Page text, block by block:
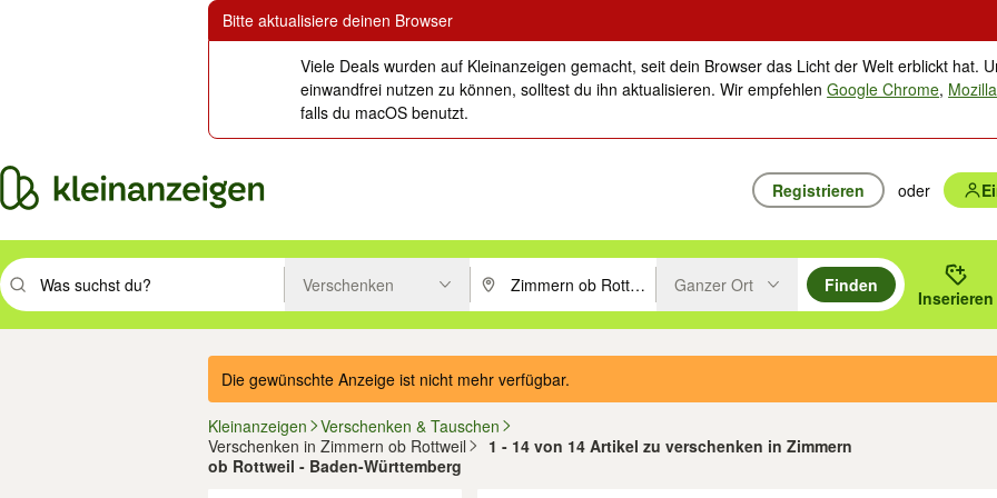
Bitte aktualisiere deinen Browser
Viele Deals wurden auf Kleinanzeigen gemacht, seit dein Browser das Licht der Welt erblickt hat.
einwandfrei nutzen zu können, solltest du ihn aktualisieren. Wir empfehlenGoogle Chrome,
falls du macOS benutzt.
Registrieren oder
Suchbegriff eingeben. Eingabetaste drücken um zu suchen, oder Vorschläge mit den Pfeiltasten nach oben/unten durchsuchen und mit
Verschenken PLZ oder Ort eingeben. Eingabetaste drücken um zu suchen, oder
Ganzer Ort
Finden
Inserieren
Die gewünschte Anzeige ist nicht mehr verfügbar.
Kleinanzeigen
Verschenken & Tauschen
Verschenken in Zimmern ob Rottweil
1 - 14 von 14 Artikel zu verschenken in Zimmern
ob Rottweil - Baden-Württemberg